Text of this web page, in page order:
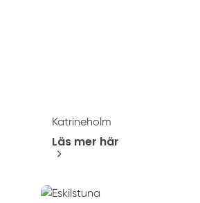
Katrineholm
Läs mer här